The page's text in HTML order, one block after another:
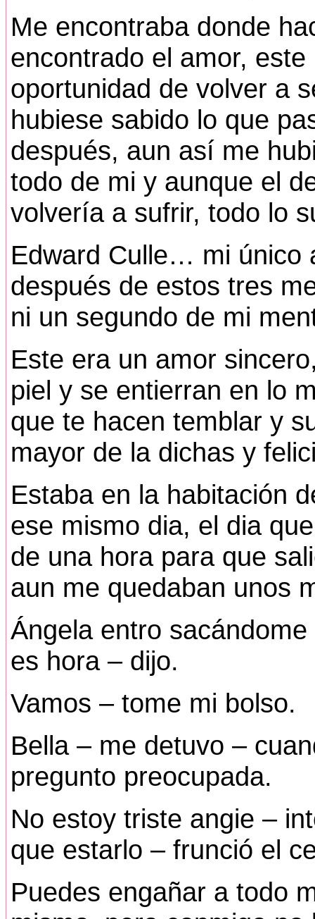
Me encontraba donde
encontrado el amor,
oportunidad de volver a
hubiese sabido lo que
después, aun así me
todo de mi y aunque el
volvería a sufrir, todo lo
Edward Culle… mi único
después de estos tres
ni un segundo de mi
Este era un amor
piel y se entierran en lo
que te hacen temblar y
mayor de la dichas y
Estaba en la habitación
ese mismo dia, el dia
de una hora para que
aun me quedaban unos
Ángela entro
es hora – dijo.
Vamos – tome mi bolso.
Bella – me detuvo –
pregunto preocupada.
No estoy triste angie –
que estarlo – frunció el
Puedes engañar a todo